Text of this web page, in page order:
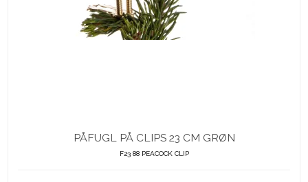
PÅFUGL PÅ CLIPS 23 CM GRØN
F23 88 PEACOCK CLIP